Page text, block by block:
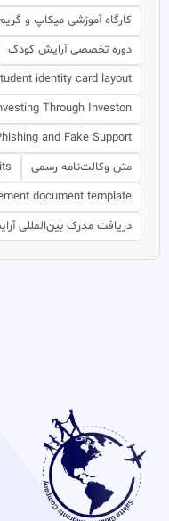
کارگاه آموزشی میکاپ و
دوره تخصصی آرایش کودک
identity card layout
Through Investon
and Fake Support
متن وکالت‌نامه رسمی
document template
دریافت مدرک بین‌المللی